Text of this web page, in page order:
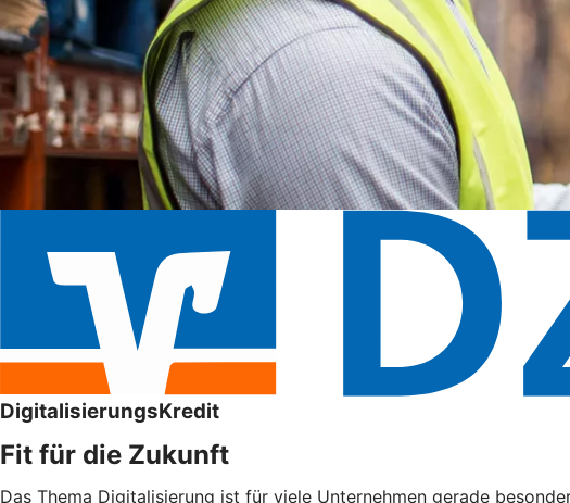
DigitalisierungsKredit
Fit für die Zukunft
Das Thema Digitalisierung ist für viele Unternehmen gerade